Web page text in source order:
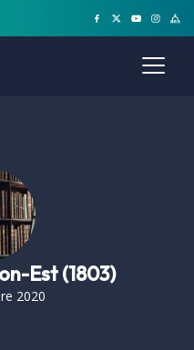
Est (1803)
2020